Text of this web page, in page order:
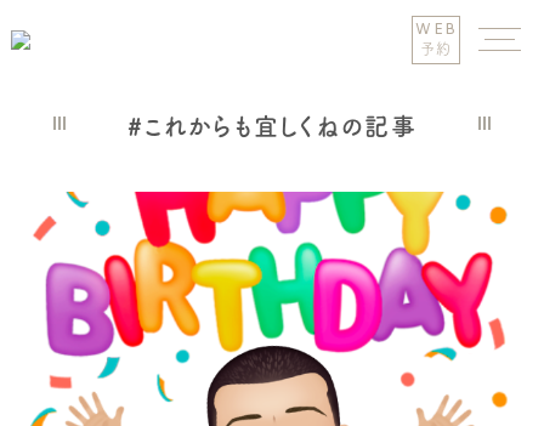
WEB
予約
#これからも宜しくねの記事